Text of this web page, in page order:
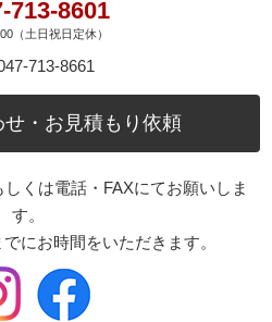
713-8601
（土日祝日定休）
713-8661
せ・お見積もり依頼
くは電話・FAXにてお願いしま
す。
にお時間をいただきます。